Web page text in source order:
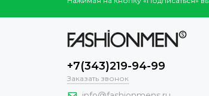
+7(343)219-94-99
Заказать звонок